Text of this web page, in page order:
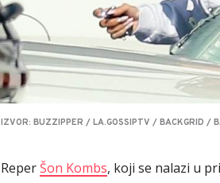
IZVOR: BUZZIPPER / LA.GOSSIPTV / BACKGRID /
Reper Šon Kombs, koji se nalazi u